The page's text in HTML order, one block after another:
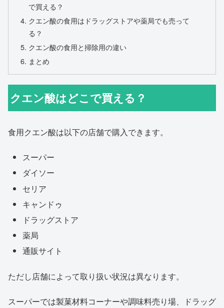
で買える？
クエン酸の食用はドラッグストアや薬局でも売って
る？
クエン酸の食用と掃除用の違い
まとめ
クエン酸はどこで買える？
食用クエン酸は以下の店舗で購入できます。
スーパー
ダイソー
セリア
キャンドゥ
ドラッグストア
薬局
通販サイト
ただし店舗によって取り扱い状況は異なります。
スーパーでは製菓材料コーナーや調味料売り場、ドラッグ